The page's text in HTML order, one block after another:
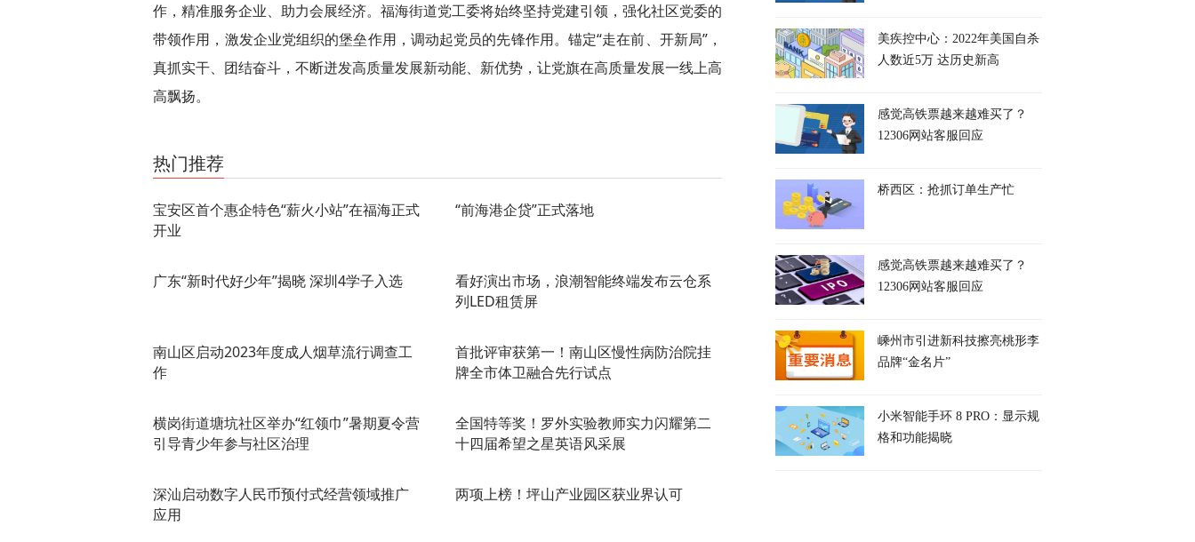
作，精准服务企业、助力会展经济。福海街道党工委将始终坚持党建引领，强化社区党委的
带领作用，激发企业党组织的堡垒作用，调动起党员的先锋作用。锚定“走在前、开新局”，
真抓实干、团结奋斗，不断迸发高质量发展新动能、新优势，让党旗在高质量发展一线上高
高飘扬。
热门推荐
宝安区首个惠企特色“薪火小站”在福海正式
开业
“前海港企贷”正式落地
广东“新时代好少年”揭晓 深圳4学子入选
看好演出市场，浪潮智能终端发布云仓系
列LED租赁屏
南山区启动2023年度成人烟草流行调查工
作
首批评审获第一！南山区慢性病防治院挂
牌全市体卫融合先行试点
横岗街道塘坑社区举办“红领巾”暑期夏令营
引导青少年参与社区治理
全国特等奖！罗外实验教师实力闪耀第二
十四届希望之星英语风采展
深汕启动数字人民币预付式经营领域推广
应用
两项上榜！坪山产业园区获业界认可
美疾控中心：2022年美国自杀
人数近5万 达历史新高
感觉高铁票越来越难买了？
12306网站客服回应
桥西区：抢抓订单生产忙
感觉高铁票越来越难买了？
12306网站客服回应
嵊州市引进新科技擦亮桃形李
品牌“金名片”
小米智能手环 8 PRO：显示规
格和功能揭晓